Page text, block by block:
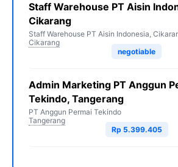
Staff Warehouse PT Aisin
Cikarang
Staff Warehouse PT Aisin Indonesia,
Cikarang
negotiable
Admin Marketing PT Anggun
Tekindo, Tangerang
PT Anggun Permai Tekindo
Tangerang
Rp 5.399.405